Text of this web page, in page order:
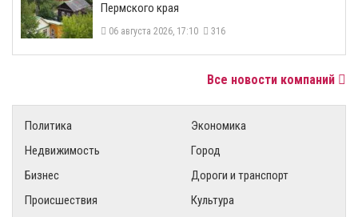
Пермского края
06 августа 2026, 17:10 316
Все новости компаний
Политика
Экономика
Недвижимость
Город
Бизнес
Дороги и транспорт
Происшествия
Культура